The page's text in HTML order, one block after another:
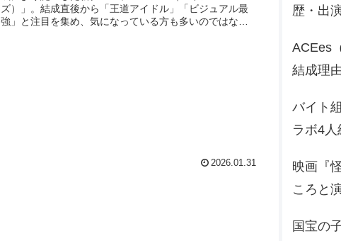
ズ）」。結成直後から「王道アイドル」「ビジュアル最
強」と注目を集め、気になっている方も多いのではない
2026.01.31
歴・出
ACEes
結成理
バイト
ラボ4
映画『
ころと
国宝の